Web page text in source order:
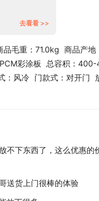
去看看 >>
毛重：71.0kg  商品产地
彩涂板  总容积：
风冷  门款式：对开门
不下东西了，这么优惠的
送货上门很棒的体验